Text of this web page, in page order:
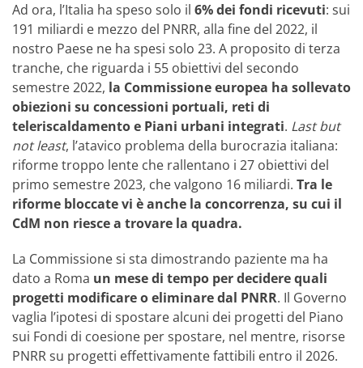
Ad ora, l’Italia ha speso solo il 6% dei fondi ricevuti: sui
191 miliardi e mezzo del PNRR, alla fine del 2022, il
nostro Paese ne ha spesi solo 23. A proposito di terza
tranche, che riguarda i 55 obiettivi del secondo
semestre 2022, la Commissione europea ha sollevato
obiezioni su concessioni portuali, reti di
teleriscaldamento e Piani urbani integrati. Last but
not least, l’atavico problema della burocrazia italiana:
riforme troppo lente che rallentano i 27 obiettivi del
primo semestre 2023, che valgono 16 miliardi. Tra le
riforme bloccate vi è anche la concorrenza, su cui il
CdM non riesce a trovare la quadra.
La Commissione si sta dimostrando paziente ma ha
dato a Roma un mese di tempo per decidere quali
progetti modificare o eliminare dal PNRR. Il Governo
vaglia l’ipotesi di spostare alcuni dei progetti del Piano
sui Fondi di coesione per spostare, nel mentre, risorse
PNRR su progetti effettivamente fattibili entro il 2026.